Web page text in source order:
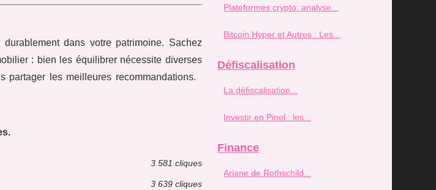
dans votre patrimoine. Sachez
: bien les équilibrer nécessite diverses
les meilleures recommandations.
3 581 cliques
3 639 cliques
Plateformes crypto: analyse...
Bitcoin Hyper et Autres : Les...
Défiscalisation
La défiscalisation...
Investir en Pinel : les...
Finance
Ariane de Rothschild...